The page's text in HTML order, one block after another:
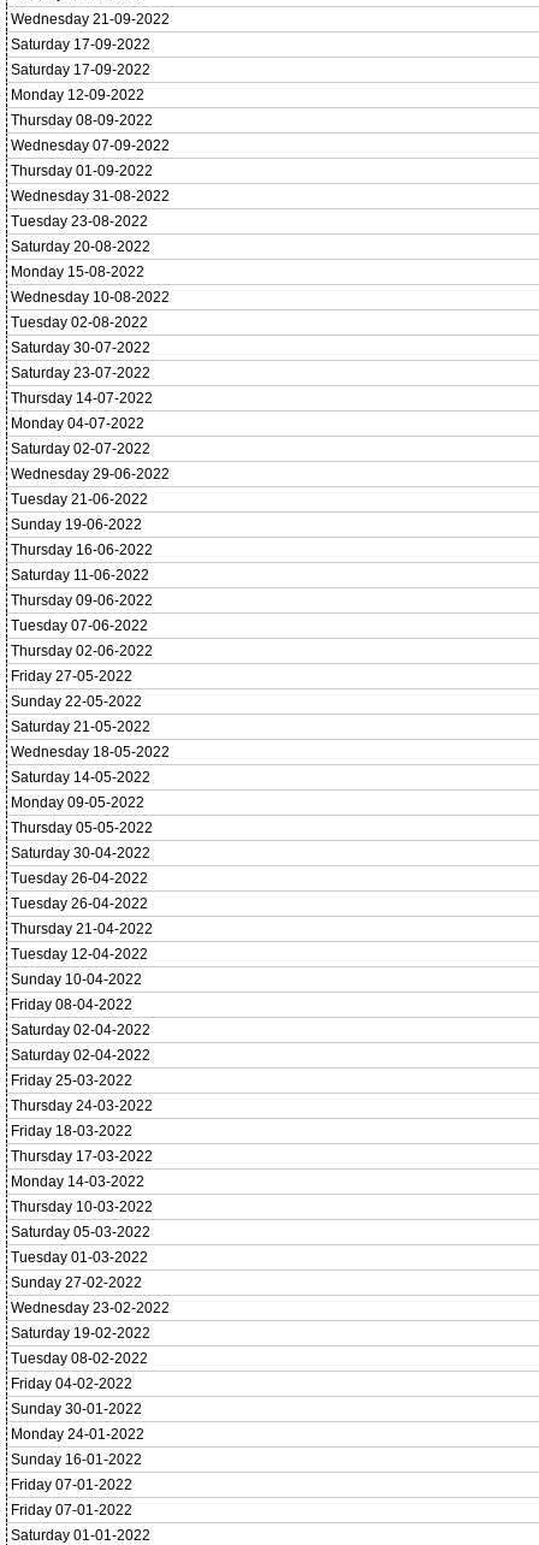
Wednesday 21-09-2022
Saturday 17-09-2022
Saturday 17-09-2022
Monday 12-09-2022
Thursday 08-09-2022
Wednesday 07-09-2022
Thursday 01-09-2022
Wednesday 31-08-2022
Tuesday 23-08-2022
Saturday 20-08-2022
Monday 15-08-2022
Wednesday 10-08-2022
Tuesday 02-08-2022
Saturday 30-07-2022
Saturday 23-07-2022
Thursday 14-07-2022
Monday 04-07-2022
Saturday 02-07-2022
Wednesday 29-06-2022
Tuesday 21-06-2022
Sunday 19-06-2022
Thursday 16-06-2022
Saturday 11-06-2022
Thursday 09-06-2022
Tuesday 07-06-2022
Thursday 02-06-2022
Friday 27-05-2022
Sunday 22-05-2022
Saturday 21-05-2022
Wednesday 18-05-2022
Saturday 14-05-2022
Monday 09-05-2022
Thursday 05-05-2022
Saturday 30-04-2022
Tuesday 26-04-2022
Tuesday 26-04-2022
Thursday 21-04-2022
Tuesday 12-04-2022
Sunday 10-04-2022
Friday 08-04-2022
Saturday 02-04-2022
Saturday 02-04-2022
Friday 25-03-2022
Thursday 24-03-2022
Friday 18-03-2022
Thursday 17-03-2022
Monday 14-03-2022
Thursday 10-03-2022
Saturday 05-03-2022
Tuesday 01-03-2022
Sunday 27-02-2022
Wednesday 23-02-2022
Saturday 19-02-2022
Tuesday 08-02-2022
Friday 04-02-2022
Sunday 30-01-2022
Monday 24-01-2022
Sunday 16-01-2022
Friday 07-01-2022
Friday 07-01-2022
Saturday 01-01-2022